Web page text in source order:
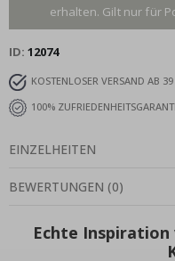
erhalten. Gilt nur für
ID 12074
KOSTENLOSER VERSAND AB
100%
EINZELHEITEN
BEWERTUNGEN (0)
Echte Inspiration